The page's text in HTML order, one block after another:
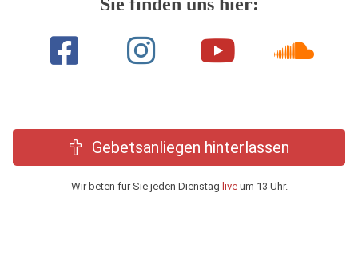
Gebetsanliegen hinterlassen
Wir beten für Sie jeden Dienstag liveum 13 Uhr.